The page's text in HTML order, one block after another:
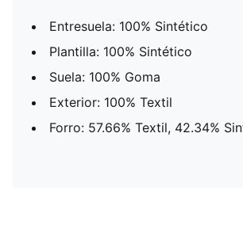
Entresuela: 100% Sintético
Plantilla: 100% Sintético
Suela: 100% Goma
Exterior: 100% Textil
Forro: 57.66% Textil, 42.34%